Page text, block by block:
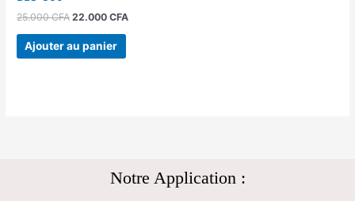
25.000CFA 22.000CFA
Ajouter au panier
Notre Application :